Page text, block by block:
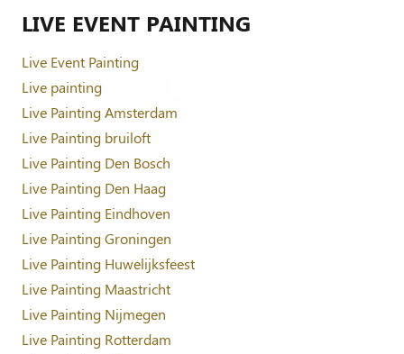
LIVE EVENT PAINTING
Live Event Painting
Live painting
Live Painting Amsterdam
Live Painting bruiloft
Live Painting Den Bosch
Live Painting Den Haag
Live Painting Eindhoven
Live Painting Groningen
Live Painting Huwelijksfeest
Live Painting Maastricht
Live Painting Nijmegen
Live Painting Rotterdam